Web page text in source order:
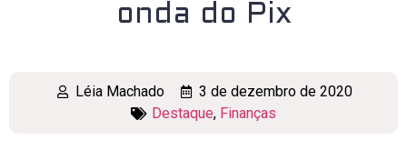
onda do Pix
Léia Machado
3 de dezembro de 2020
Destaque, Finanças